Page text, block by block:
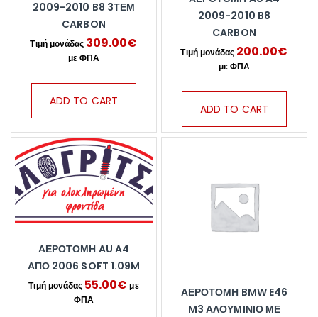
2009-2010 B8 3ΤΕΜ
CARBON
309.00€
ADD TO CART
2009-2010 B8
CARBON
200.00€
ADD TO CART
ΑΕΡΟΤΟΜΗ AU A4
ΑΠΟ 2006 SOFT 1.09M
55.00€
ΑΕΡΟΤΟΜΗ BMW E46
M3 ΑΛΟΥΜΙΝΙΟ ΜΕ